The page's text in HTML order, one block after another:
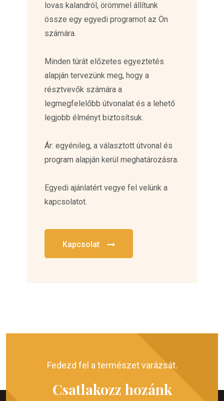
lovas kalandról, örömmel állítunk
össze egy egyedi programot az Ön
számára.
Minden túrát előzetes egyeztetés
alapján tervezünk meg, hogy a
résztvevők számára a
legmegfelelőbb útvonalat és a lehető
legjobb élményt biztosítsuk.
Ár: egyénileg, a választott útvonal és
program alapján kerül meghatározásra.
Egyedi ajánlatért vegye fel velünk a
kapcsolatot.
Kapcsolat
Fedezd fel a természet varázsát.
Csatlakozz hozánk